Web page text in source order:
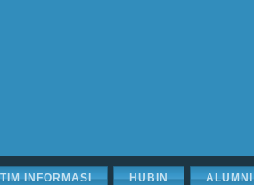
INFORMASI HUBIN ALUMNI